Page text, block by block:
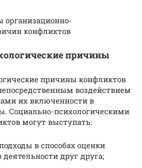
организационно-
конфликтов
причины
причины конфликтов
воздействием
их включенности в
Социально-психологическими
могут выступать:
в способах оценки
деятельности друг друга;